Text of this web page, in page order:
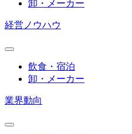
卸・メーカー
経営ノウハウ
飲食・宿泊
卸・メーカー
業界動向